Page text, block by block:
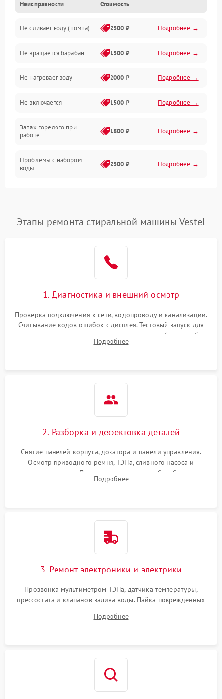
Электропитание
Водоснабжение
Слив
Программное обеспечение
Неисправности Стоимость
Не сливает воду (помпа) 2500 ₽ Подробнее →
Не вращается барабан 1500 ₽ Подробнее →
Не нагревает воду 2000 ₽ Подробнее →
Не включается 1500 ₽ Подробнее →
Запах горелого при
работе
1800 ₽ Подробнее →
Проблемы с набором
воды
2500 ₽ Подробнее →
Замена платы управления Подробнее →
Этапы ремонта стиральной машины Vestel
1. Диагностика и внешний осмотр
Проверка подключения к сети, водопроводу и канализации.
Считывание кодов ошибок с дисплея. Тестовый запуск для
выявления посторонних шумов, протечек или сбоев в работе
электронного модуля управления.
Подробнее
2. Разборка и дефектовка деталей
Снятие панелей корпуса, дозатора и панели управления.
Осмотр приводного ремня, ТЭНа, сливного насоса и
амортизаторов. Проверка подшипников барабана и
крестовины на износ, а манжеты люка на разрывы.
Подробнее
3. Ремонт электроники и электрики
Прозвонка мультиметром ТЭНа, датчика температуры,
прессостата и клапанов залива воды. Пайка поврежденных
Восстановление целостности проводки и контактов.
Подробнее